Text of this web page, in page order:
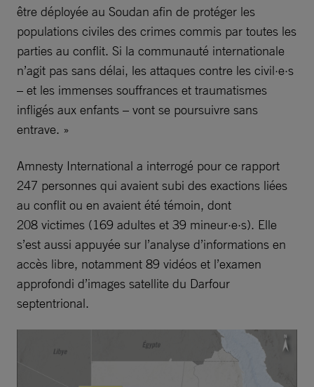
être déployée au Soudan afin de protéger les
populations civiles des crimes commis par toutes les
parties au conflit. Si la communauté internationale
n’agit pas sans délai, les attaques contre les civil·e·s
– et les immenses souffrances et traumatismes
infligés aux enfants – vont se poursuivre sans
entrave. »
Amnesty International a interrogé pour ce rapport
247 personnes qui avaient subi des exactions liées
au conflit ou en avaient été témoin, dont
208 victimes (169 adultes et 39 mineur·e·s). Elle
s’est aussi appuyée sur l’analyse d’informations en
accès libre, notamment 89 vidéos et l’examen
approfondi d’images satellite du Darfour
septentrional.